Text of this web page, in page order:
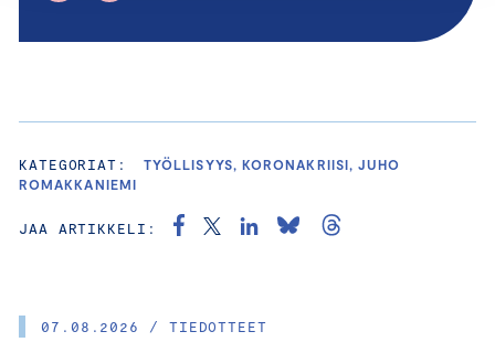
07.08.2026 / TIEDOTTEET
KATEGORIAT:
TYÖLLISYYS, KORONAKRIISI, JUHO
ROMAKKANIEMI
JAA ARTIKKELI: